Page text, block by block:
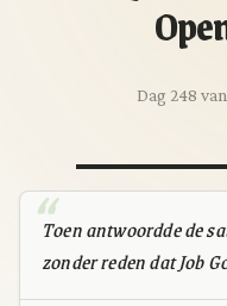
Dag 248
Toen antwoordde de
zonder reden dat Job